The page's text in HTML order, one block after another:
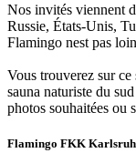
Nos invités viennent
Russie, États-Unis,
Flamingo nest pas
Vous trouverez sur
sauna naturiste du
photos souhaitées ou
Flamingo FKK